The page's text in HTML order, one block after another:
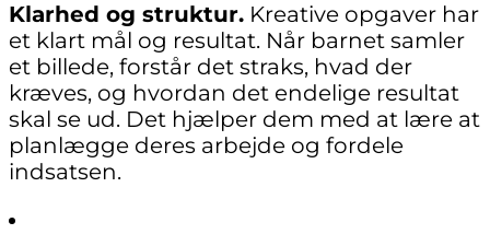
Klarhed og struktur. Kreative opgaver har
et klart mål og resultat. Når barnet samler
et billede, forstår det straks, hvad der
kræves, og hvordan det endelige resultat
skal se ud. Det hjælper dem med at lære at
planlægge deres arbejde og fordele
indsatsen.